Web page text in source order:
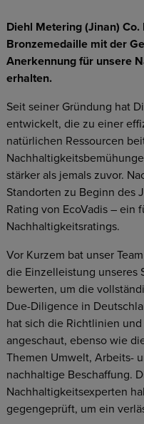
Diehl Metering (Jinan) Co.
Bronzemedaille mit der
Anerkennung für unsere
erhalten.
Seit seiner Gründung hat
entwickelt, die zu einer
natürlichen Ressourcen
stärker als jemals zuvor.
Standorten zu Beginn des
Rating von EcoVadis – ein
Nachhaltigkeitsratings.
Vor Kurzem bat unser
die Einzelleistung unseres
bewerten, um die
Due-Diligence in
hat sich die Richtlinien
angeschaut, ebenso wie
Themen Umwelt, Arbeits-
nachhaltige Beschaffung.
Nachhaltigkeitsexperten
gegengeprüft, um ein